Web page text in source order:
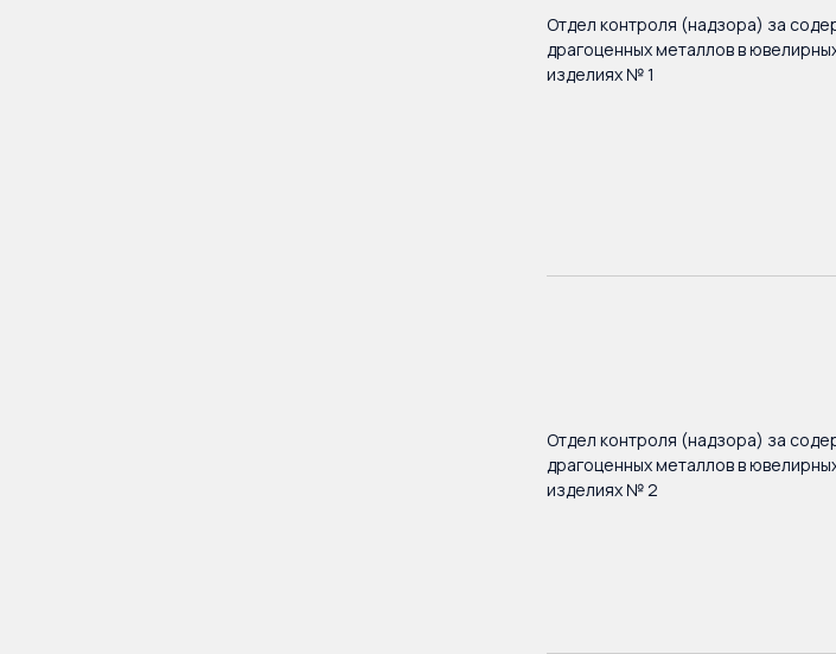
Отдел контроля (надзора) за
драгоценных металлов в
изделиях № 1
Отдел контроля (надзора) за
драгоценных металлов в
изделиях № 2